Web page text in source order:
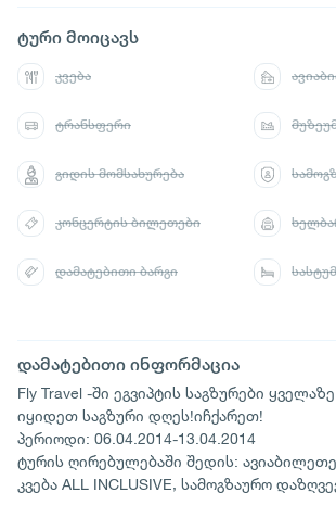
დამატებითი ინფორმაცია
Fly Travel -ში ეგვიპტის საგზურები
იყიდეთ საგზური დღეს!იჩქარეთ!
პერიოდი: 06.04.2014-13.04.2014
ტურის ღირებულებაში შედის:
კვება ALL INCLUSIVE, სამოგზაურო
ტური მოიცავს
კვება
ტრანსფერი
გიდის მომსახურება
კონცერტის ბილეთები
დამატებითი ბარგი